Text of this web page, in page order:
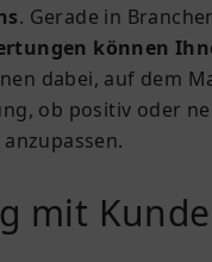
. Gerade in
können
dabei, auf dem
ob positiv oder
mit